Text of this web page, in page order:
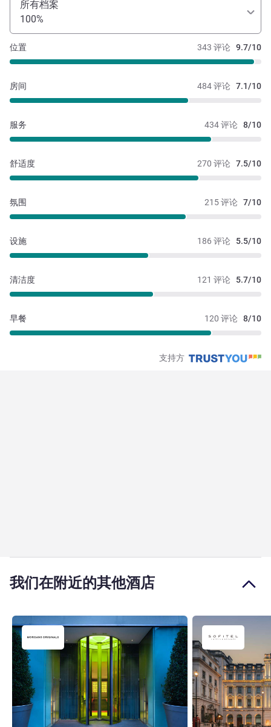
所有档案
100%
343 评论 9.7/10
位置
484 评论 7.1/10
房间
434 评论 8/10
服务
270 评论 7.5/10
舒适度
215 评论 7/10
氛围
186 评论 5.5/10
设施
121 评论 5.7/10
清洁度
120 评论 8/10
早餐
支持方
我们在附近的其他酒店